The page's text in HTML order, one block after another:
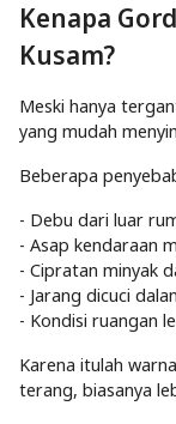
Kenapa
Kusam?
Meski hanya
yang mudah
Beberapa
- Debu dari luar
- Asap kendaraan
- Cipratan minyak
- Jarang dicuci
- Kondisi ruangan
Karena itulah
terang, biasanya